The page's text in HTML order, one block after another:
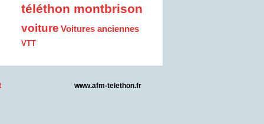
téléthon montbrison
voiture Voitures anciennes
VTT
www.afm-telethon.fr